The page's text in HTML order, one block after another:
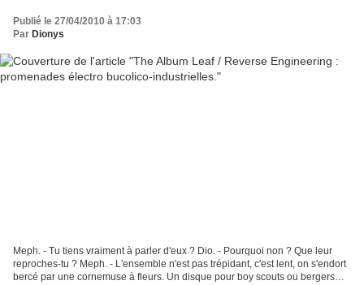
Publié le 27/04/2010 à 17:03
Par Dionys
Meph. - Tu tiens vraiment à parler d'eux ? Dio. - Pourquoi non ? Que leur
reproches-tu ? Meph. - L'ensemble n'est pas trépidant, c'est lent, on s'endort
bercé par une cornemuse à fleurs. Un disque pour boy scouts ou bergers